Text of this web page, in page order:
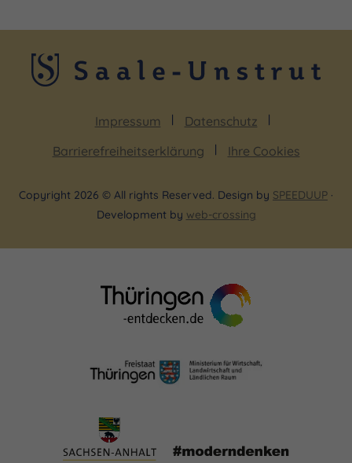
Impressum
Datenschutz
Barrierefreiheitserklärung
Ihre Cookies
Copyright 2026 © All rights Reserved. Design by SPEEDUUP ·
Development by web-crossing